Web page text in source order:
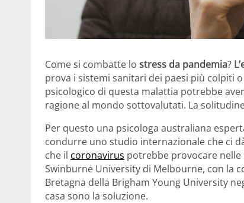
Come si combatte lo stress da pandemia?
prova i sistemi sanitari dei paesi più colpiti
psicologico di questa malattia potrebbe
ragione al mondo sottovalutati. La
Per questo una psicologa australiana
condurre uno studio internazionale che ci
che il coronavirus potrebbe provocare
Swinburne University di Melbourne, con la
Bretagna della Brigham Young University
casa sono la soluzione.